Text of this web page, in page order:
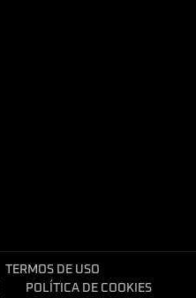
TERMOS DE USO
POLÍTICA DE COOKIES